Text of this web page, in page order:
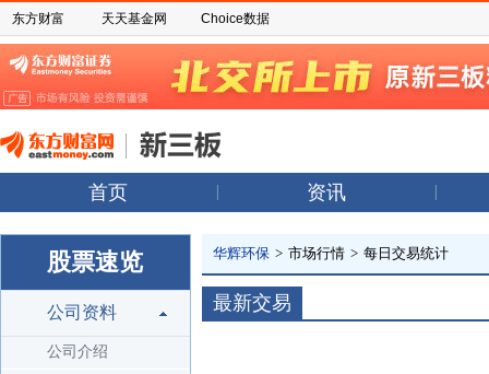
东方财富 天天基金网 Choice数据
首页 资讯
股票速览
公司资料
公司介绍
华辉环保 > 市场行情 > 每日交易统计
最新交易